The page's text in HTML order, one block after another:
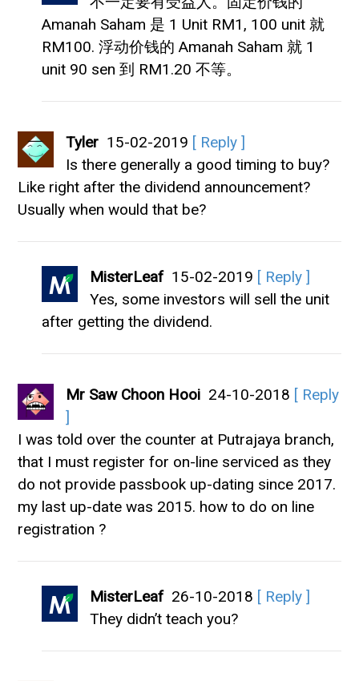
Amanah Saham 是 1 Unit RM1, 100 unit 就
RM100. 浮动价钱的 Amanah Saham 就 1
unit 90 sen 到 RM1.20 不等。
Tyler 15-02-2019
[ Reply ]
Is there generally a good timing to buy?
Like right after the dividend announcement?
Usually when would that be?
MisterLeaf 15-02-2019
[ Reply ]
Yes, some investors will sell the unit
after getting the dividend.
Mr Saw Choon Hooi 24-10-2018 [ Reply
]
I was told over the counter at Putrajaya branch,
that I must register for on-line serviced as they
do not provide passbook up-dating since 2017.
my last up-date was 2015. how to do on line
registration ?
MisterLeaf 26-10-2018
[ Reply ]
They didn’t teach you?